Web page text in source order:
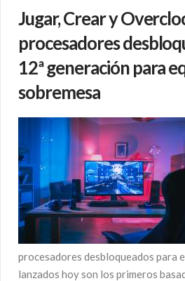
Jugar, Crear y
procesadores
12ª generación para
sobremesa
procesadores desbloqueados para
lanzados hoy son los primeros